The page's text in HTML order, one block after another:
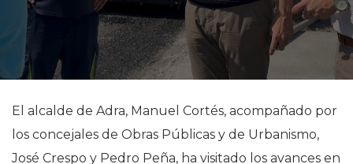
El alcalde de Adra, Manuel Cortés, acompañado por
los concejales de Obras Públicas y de Urbanismo,
José Crespo y Pedro Peña, ha visitado los avances en